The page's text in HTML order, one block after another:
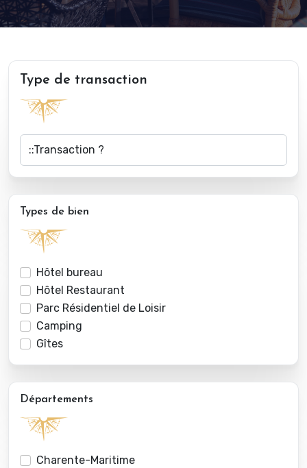
Type de transaction
Types de bien
Hôtel bureau
Hôtel Restaurant
Parc Résidentiel de Loisir
Camping
Gîtes
Départements
Charente-Maritime